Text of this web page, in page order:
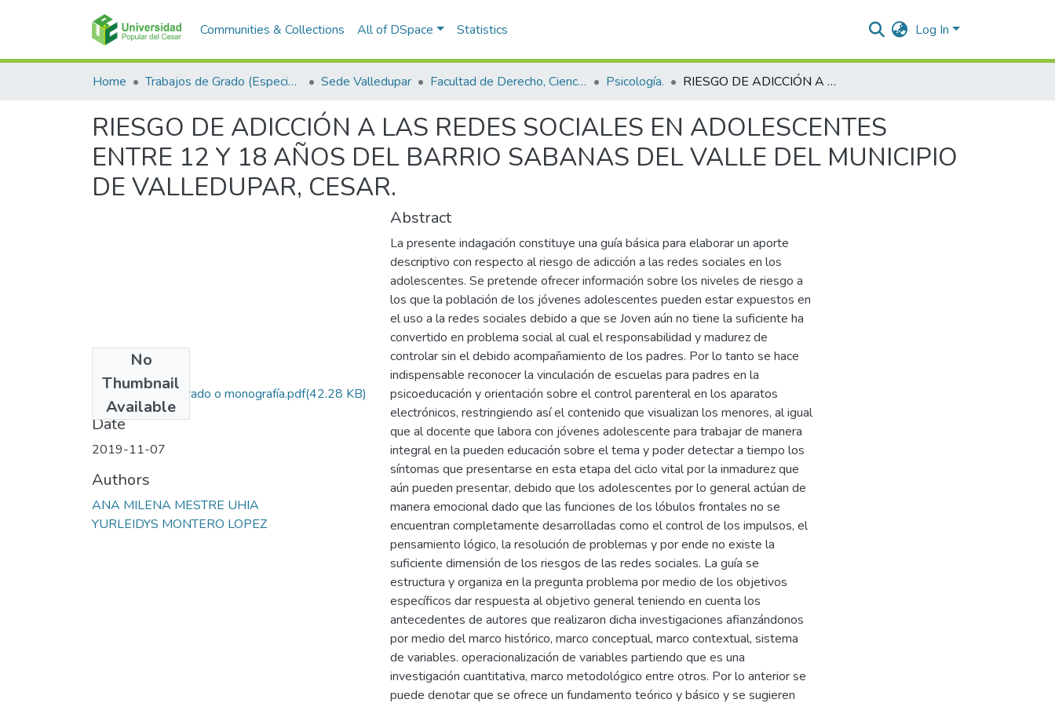
Communities & Collections All of DSpace Statistics Log In
Home Trabajos de Grado (Especializaciones y Pregrados) Sede Valledupar Facultad de Derecho, Ciencias Políticas y Sociales. Psicología. RIESGO DE ADICCIÓN A LAS REDES SOCIALES EN ADOLESCENTES ENTRE 12 Y 18 AÑOS DEL BARRIO SABANAS DEL VALLE DEL MUNICIPIO DE VALLEDUPAR, CESAR.
RIESGO DE ADICCIÓN A LAS REDES SOCIALES EN ADOLESCENTES
ENTRE 12 Y 18 AÑOS DEL BARRIO SABANAS DEL VALLE DEL MUNICIPIO
DE VALLEDUPAR, CESAR.
No
Thumbnail
Available
Este trabajo de grado o monografía.pdf(42.28 KB)
Date
2019-11-07
Authors
ANA MILENA MESTRE UHIA
YURLEIDYS MONTERO LOPEZ
Abstract
La presente indagación constituye una guía básica para elaborar un aporte
descriptivo con respecto al riesgo de adicción a las redes sociales en los
adolescentes. Se pretende ofrecer información sobre los niveles de riesgo a
los que la población de los jóvenes adolescentes pueden estar expuestos en
el uso a la redes sociales debido a que se Joven aún no tiene la suficiente ha
convertido en problema social al cual el responsabilidad y madurez de
controlar sin el debido acompañamiento de los padres. Por lo tanto se hace
indispensable reconocer la vinculación de escuelas para padres en la
psicoeducación y orientación sobre el control parenteral en los aparatos
electrónicos, restringiendo así el contenido que visualizan los menores, al igual
que al docente que labora con jóvenes adolescente para trabajar de manera
integral en la pueden educación sobre el tema y poder detectar a tiempo los
síntomas que presentarse en esta etapa del ciclo vital por la inmadurez que
aún pueden presentar, debido que los adolescentes por lo general actúan de
manera emocional dado que las funciones de los lóbulos frontales no se
encuentran completamente desarrolladas como el control de los impulsos, el
pensamiento lógico, la resolución de problemas y por ende no existe la
suficiente dimensión de los riesgos de las redes sociales. La guía se
estructura y organiza en la pregunta problema por medio de los objetivos
específicos dar respuesta al objetivo general teniendo en cuenta los
antecedentes de autores que realizaron dicha investigaciones afianzándonos
por medio del marco histórico, marco conceptual, marco contextual, sistema
de variables. operacionalización de variables partiendo que es una
investigación cuantitativa, marco metodológico entre otros. Por lo anterior se
puede denotar que se ofrece un fundamento teórico y básico y se sugieren